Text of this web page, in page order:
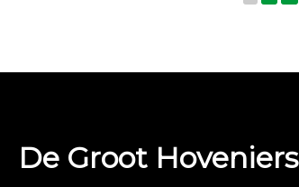
De Groot Hoveniers